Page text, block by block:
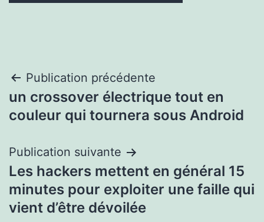
Navigation
de
Publication précédente
un crossover électrique tout en
couleur qui tournera sous Android
Publication suivante
Les hackers mettent en général 15
minutes pour exploiter une faille qui
vient d’être dévoilée